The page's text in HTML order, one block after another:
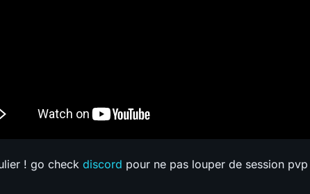
! go check discord pour ne pas louper de session